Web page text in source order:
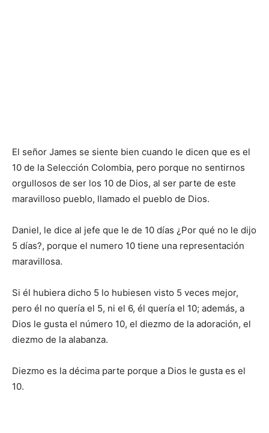
El señor James se siente bien cuando le dicen que es el
10 de la Selección Colombia, pero porque no sentirnos
orgullosos de ser los 10 de Dios, al ser parte de este
maravilloso pueblo, llamado el pueblo de Dios.
Daniel, le dice al jefe que le de 10 días ¿Por qué no le dijo
5 días?, porque el numero 10 tiene una representación
maravillosa.
Si él hubiera dicho 5 lo hubiesen visto 5 veces mejor,
pero él no quería el 5, ni el 6, él quería el 10; además, a
Dios le gusta el número 10, el diezmo de la adoración, el
diezmo de la alabanza.
Diezmo es la décima parte porque a Dios le gusta es el
10.